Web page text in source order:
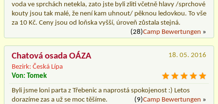
voda ve sprchách netekla, zato jste byli zliti včetně hlavy /sprchové
kouty jsou tak malé, že není kam uhnout/ pěknou ledovkou. To vše
za 10 Kč. Ceny jsou od loňska vyšší, úroveň zůstala stejná.
(28)Camp Bewertungen »
Chatová osada OÁZA
Bezirk: Česká Lípa
18. 05. 2016
Von: Tomek
Byli jsme loni parta z Třebenic a naprostá spokojenost :) Letos
dorazíme zas a už se moc těšíme.
(9)Camp Bewertungen »